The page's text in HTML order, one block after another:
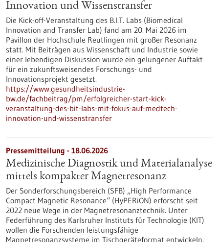
Innovation und Wissenstransfer
Die Kick-off-Veranstaltung des B.I.T. Labs (Biomedical
Innovation and Transfer Lab) fand am 20. Mai 2026 im
Pavillon der Hochschule Reutlingen mit großer Resonanz
statt. Mit Beiträgen aus Wissenschaft und Industrie sowie
einer lebendigen Diskussion wurde ein gelungener Auftakt
für ein zukunftsweisendes Forschungs- und
Innovationsprojekt gesetzt.
https://www.gesundheitsindustrie-
bw.de/fachbeitrag/pm/erfolgreicher-start-kick-
veranstaltung-des-bit-labs-mit-fokus-auf-medtech-
innovation-und-wissenstransfer
Pressemitteilung - 18.06.2026
Medizinische Diagnostik und Materialanalyse
mittels kompakter Magnetresonanz
Der Sonderforschungsbereich (SFB) „High Performance
Compact Magnetic Resonance“ (HyPERiON) erforscht seit
2022 neue Wege in der Magnetresonanztechnik. Unter
Federführung des Karlsruher Instituts für Technologie (KIT)
wollen die Forschenden leistungsfähige
Magnetresonanzsysteme im Tischgeräteformat entwickeln,